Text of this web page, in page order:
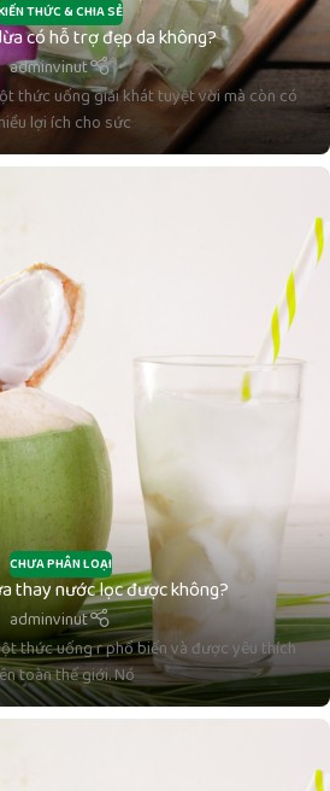
THỨC & CHIA SẺ
có hỗ trợ đẹp da không?
adminvinut
thức uống giải khát tuyệt vời mà còn có
lợi ích cho sức
CHƯA PHÂN LOẠI
thay nước lọc được không?
adminvinut
thức uống r phổ biến và được yêu thích
toàn thế giới. Nó